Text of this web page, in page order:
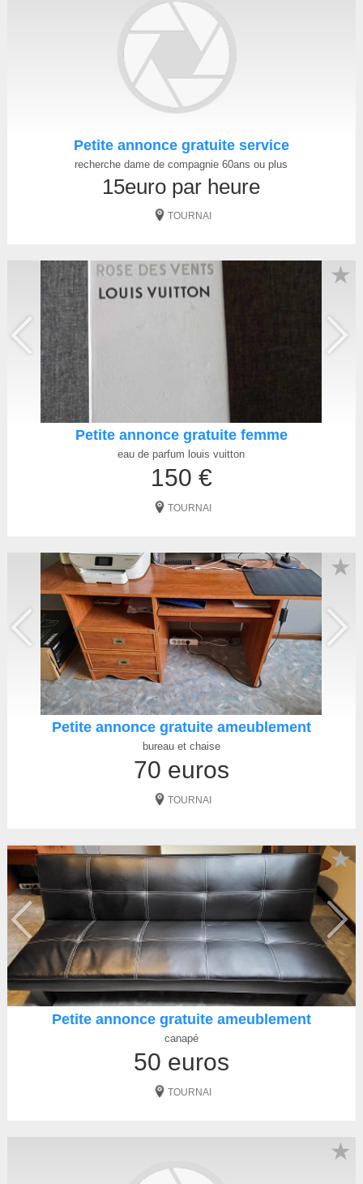
Petite annonce gratuite service
recherche dame de compagnie 60ans ou plus
15euro par heure
TOURNAI
Petite annonce gratuite femme
eau de parfum louis vuitton
150 €
TOURNAI
★
Petite annonce gratuite ameublement
bureau et chaise
70 euros
TOURNAI
★
Petite annonce gratuite ameublement
canapé
50 euros
TOURNAI
★
★